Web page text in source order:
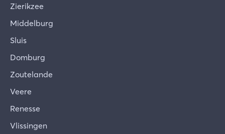
Zierikzee
Middelburg
Sluis
Domburg
Zoutelande
Veere
Renesse
Vlissingen